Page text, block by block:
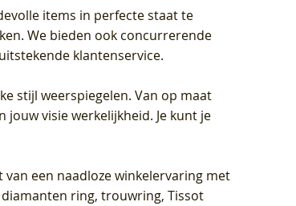
items in perfecte staat te
We bieden ook concurrerende
klantenservice.
stijl weerspiegelen. Van op maat
visie werkelijkheid. Je kunt je
van een naadloze winkelervaring met
ring, trouwring, Tissot